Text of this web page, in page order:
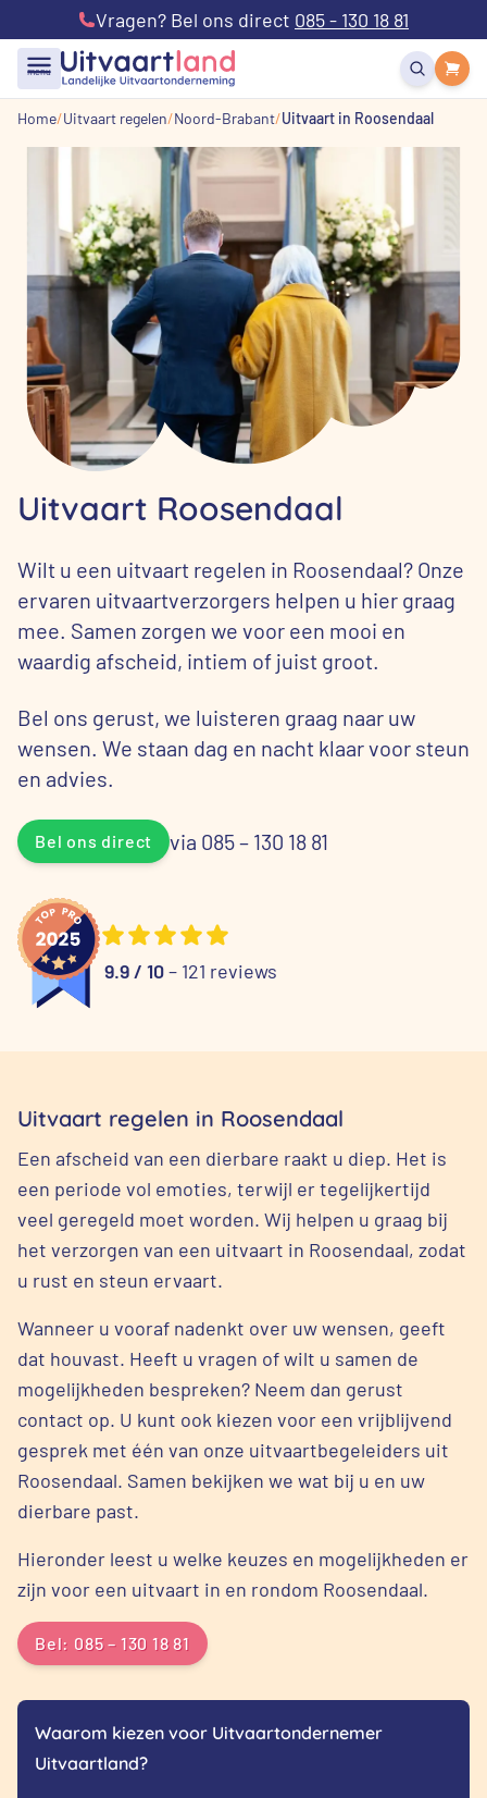
Vragen? Bel ons direct 085 - 130 18 81
menu
Home Uitvaart regelen Noord-Brabant Uitvaart in Roosendaal
Uitvaart Roosendaal
Wilt u een uitvaart regelen in Roosendaal? Onze
ervaren uitvaartverzorgers helpen u hier graag
mee. Samen zorgen we voor een mooi en
waardig afscheid, intiem of juist groot.
Bel ons gerust, we luisteren graag naar uw
wensen. We staan dag en nacht klaar voor steun
en advies.
Bel ons direct via 085 – 130 18 81
9.9 / 10– 121 reviews
Uitvaart regelen in Roosendaal
Een afscheid van een dierbare raakt u diep. Het is
een periode vol emoties, terwijl er tegelijkertijd
veel geregeld moet worden. Wij helpen u graag bij
het verzorgen van een uitvaart in Roosendaal, zodat
u rust en steun ervaart.
Wanneer u vooraf nadenkt over uw wensen, geeft
dat houvast. Heeft u vragen of wilt u samen de
mogelijkheden bespreken? Neem dan gerust
contact op. U kunt ook kiezen voor een vrijblijvend
gesprek met één van onze uitvaartbegeleiders uit
Roosendaal. Samen bekijken we wat bij u en uw
dierbare past.
Hieronder leest u welke keuzes en mogelijkheden er
zijn voor een uitvaart in en rondom Roosendaal.
Bel: 085 – 130 18 81
Waarom kiezen voor Uitvaartondernemer
Uitvaartland?